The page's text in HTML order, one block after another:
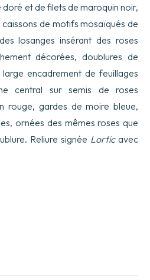
et de filets de maroquin noir,
de motifs mosaïqués de
losanges insérant des roses
décorées, doublures de
encadrement de feuillages
central sur semis de roses
rouge, gardes de moire bleue,
ornées des mêmes roses que
Reliure signée Lorticavec